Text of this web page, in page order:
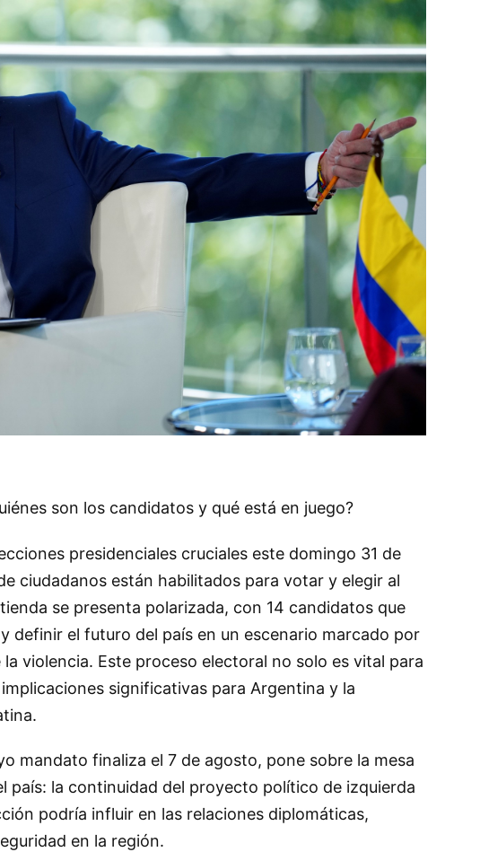
son los candidatos y qué está en juego?
presidenciales cruciales este domingo 31 de
ciudadanos están habilitados para votar y elegir al
se presenta polarizada, con 14 candidatos que
definir el futuro del país en un escenario marcado por
violencia. Este proceso electoral no solo es vital para
significativas para Argentina y la
mandato finaliza el 7 de agosto, pone sobre la mesa
país: la continuidad del proyecto político de izquierda
podría influir en las relaciones diplomáticas,
en la región.